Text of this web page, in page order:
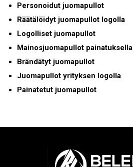
Personoidut juomapullot
Räätälöidyt juomapullot logolla
Logolliset juomapullot
Mainosjuomapullot painatuksella
Brändätyt juomapullot
Juomapullot yrityksen logolla
Painatetut juomapullot